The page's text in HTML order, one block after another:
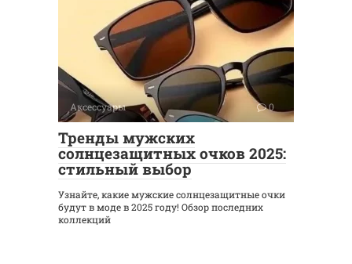
Аксессуары 0
Тренды мужских
солнцезащитных очков 2025:
стильный выбор
Узнайте, какие мужские солнцезащитные очки
будут в моде в 2025 году! Обзор последних
коллекций